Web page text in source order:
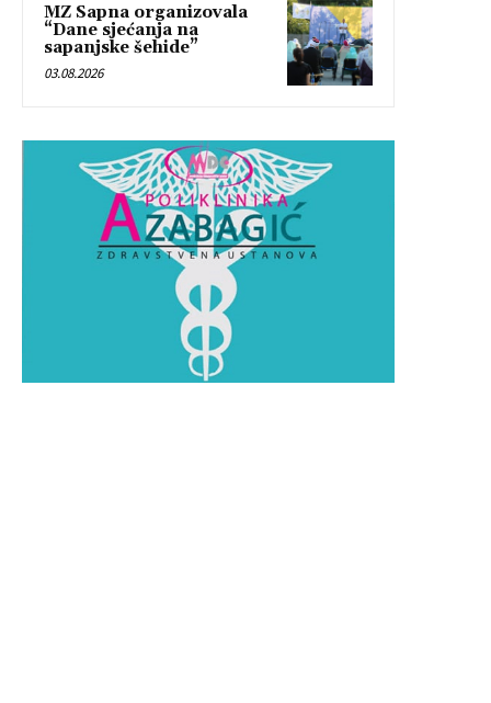
MZ Sapna organizovala
“Dane sjećanja na
sapanjske šehide”
03.08.2026